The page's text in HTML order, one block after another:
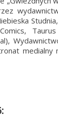
medialny